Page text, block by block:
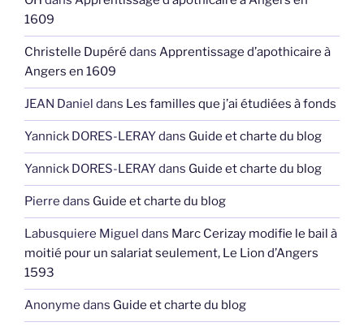
1609
Christelle Dupéré dans Apprentissage d’apothicaire à
Angers en 1609
JEAN Daniel dans Les familles que j’ai étudiées à fonds
Yannick DORES-LERAYdans Guide et charte du blog
Yannick DORES-LERAYdans Guide et charte du blog
Pierre dans Guide et charte du blog
Labusquiere Miguel dans Marc Cerizay modifie le bail à
moitié pour un salariat seulement, Le Lion d’Angers
1593
Anonyme dans Guide et charte du blog